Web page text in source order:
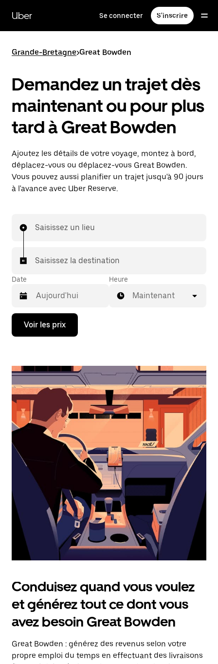
contenu
principal
Uber Se connecter S'inscrire
Grande-Bretagne>Great Bowden
Demandez un trajet dès
maintenant ou pour plus
tard à Great Bowden
Ajoutez les détails de votre voyage, montez à bord,
déplacez-vous ou déplacez-vous Great Bowden.
Vous pouvez aussi planifier un trajet jusqu'à 90 jours
à l'avance avec Uber Reserve.
Saisissez un lieu
Saisissez la destination
Date
Appuyez
la
bas
ouvrir
le
calendrier
sélectionner
une
date.
Appuyez
sur
touche
pour
fermer
le
calendrier.
Heure
Maintenant
Voir les prix
Conduisez quand vous voulez
et générez tout ce dont vous
avez besoin Great Bowden
Great Bowden : générez des revenus selon votre
propre emploi du temps en effectuant des livraisons